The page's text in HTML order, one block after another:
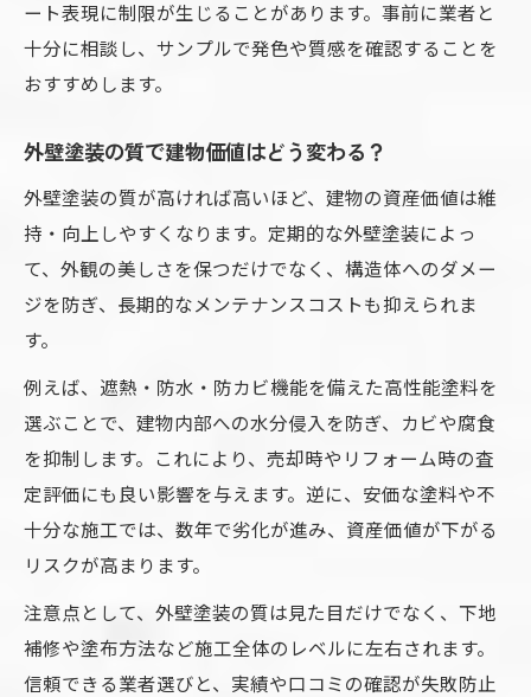
ート表現に制限が生じることがあります。事前に業者と
十分に相談し、サンプルで発色や質感を確認することを
おすすめします。
外壁塗装の質で建物価値はどう変わる？
外壁塗装の質が高ければ高いほど、建物の資産価値は維
持・向上しやすくなります。定期的な外壁塗装によっ
て、外観の美しさを保つだけでなく、構造体へのダメー
ジを防ぎ、長期的なメンテナンスコストも抑えられま
す。
例えば、遮熱・防水・防カビ機能を備えた高性能塗料を
選ぶことで、建物内部への水分侵入を防ぎ、カビや腐食
を抑制します。これにより、売却時やリフォーム時の査
定評価にも良い影響を与えます。逆に、安価な塗料や不
十分な施工では、数年で劣化が進み、資産価値が下がる
リスクが高まります。
注意点として、外壁塗装の質は見た目だけでなく、下地
補修や塗布方法など施工全体のレベルに左右されます。
信頼できる業者選びと、実績や口コミの確認が失敗防止